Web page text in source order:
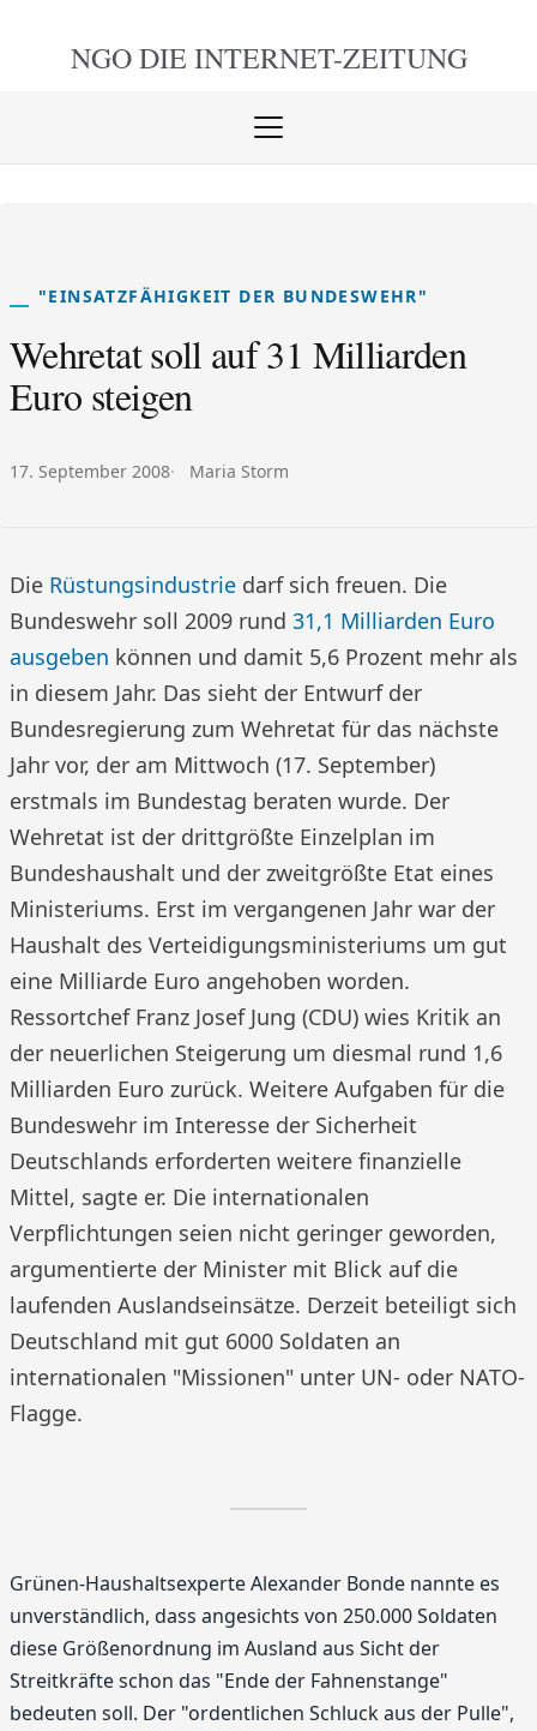
NGO DIE INTERNET-ZEITUNG
Menü
"EINSATZFÄHIGKEIT DER BUNDESWEHR"
Wehretat soll auf 31 Milliarden
Euro steigen
Veröffentlicht am:
17. September 2008 Autor:
Maria Storm
Die Rüstungsindustrie darf sich freuen. Die
Bundeswehr soll 2009 rund 31,1 Milliarden Euro
ausgeben können und damit 5,6 Prozent mehr als
in diesem Jahr. Das sieht der Entwurf der
Bundesregierung zum Wehretat für das nächste
Jahr vor, der am Mittwoch (17. September)
erstmals im Bundestag beraten wurde. Der
Wehretat ist der drittgrößte Einzelplan im
Bundeshaushalt und der zweitgrößte Etat eines
Ministeriums. Erst im vergangenen Jahr war der
Haushalt des Verteidigungsministeriums um gut
eine Milliarde Euro angehoben worden.
Ressortchef Franz Josef Jung (CDU) wies Kritik an
der neuerlichen Steigerung um diesmal rund 1,6
Milliarden Euro zurück. Weitere Aufgaben für die
Bundeswehr im Interesse der Sicherheit
Deutschlands erforderten weitere finanzielle
Mittel, sagte er. Die internationalen
Verpflichtungen seien nicht geringer geworden,
argumentierte der Minister mit Blick auf die
laufenden Auslandseinsätze. Derzeit beteiligt sich
Deutschland mit gut 6000 Soldaten an
internationalen "Missionen" unter UN- oder NATO-
Flagge.
Grünen-Haushaltsexperte Alexander Bonde nannte es
unverständlich, dass angesichts von 250.000 Soldaten
diese Größenordnung im Ausland aus Sicht der
Streitkräfte schon das "Ende der Fahnenstange"
bedeuten soll. Der "ordentlichen Schluck aus der Pulle",